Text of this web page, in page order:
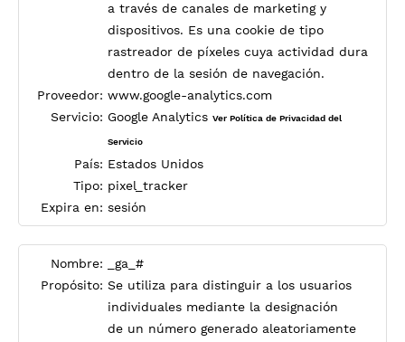
a través de canales de marketing y
dispositivos. Es una cookie de tipo
rastreador de píxeles cuya actividad dura
dentro de la sesión de navegación.
Proveedor: www.google-analytics.com
Servicio: Google Analytics Ver Política de Privacidad del
Servicio
País: Estados Unidos
Tipo: pixel_tracker
Expira en: sesión
Nombre:
_ga_#
Propósito: Se utiliza para distinguir a los usuarios
individuales mediante la designación
de un número generado aleatoriamente